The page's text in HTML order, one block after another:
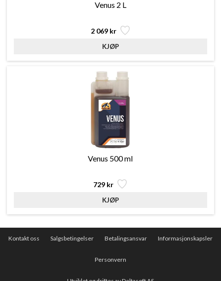
Venus 2 L
2 069 kr
Venus 500 ml
729 kr
Kontakt oss Salgsbetingelser Betalingsansvar Informasjonskapsler
Personvern